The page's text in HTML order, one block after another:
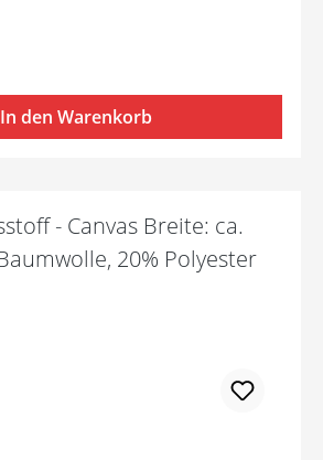
In den Warenkorb